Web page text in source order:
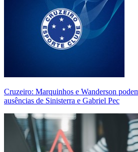
Cruzeiro: Marquinhos e Wanderson
ausências de Sinisterra e Gabriel Pec